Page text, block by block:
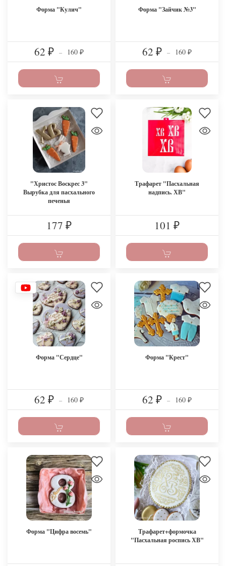
Форма "Кулич"
62 ₽ – 160 ₽
Форма "Зайчик №3"
62 ₽ – 160 ₽
"Христос Воскрес 3"
Вырубка для пасхального
печенья
177 ₽
Трафарет "Пасхальная
надпись. ХВ"
101 ₽
Форма "Сердце"
62 ₽ – 160 ₽
Форма "Крест"
62 ₽ – 160 ₽
Форма "Цифра восемь"
Трафарет+формочка
"Пасхальная роспись ХВ"